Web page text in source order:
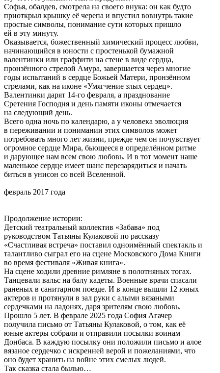
Софья, обалдев, смотрела на своего внука: он как будто
приоткрыл крышку её черепа и впустил вовнутрь такие
простые символы, понимание сути которых пришло
ей в эту минуту.
Оказывается, божественный химический процесс любви,
начинающийся в юности с простенькой бумажной
валентинки или граффити на стене в виде сердца,
пронзённого стрелой Амура, завершается через многие
годы испытаний в сердце Божьей Матери, пронзённом
стрелами, как на иконе «Умягчение злых сердец».
Валентинки дарят 14-го февраля, а празднование
Сретения Господня и день памяти иконы отмечается
на следующий день.
Всего одна ночь по календарю, а у человека эволюция
в переживании и понимании этих символов может
потребовать много лет жизни, прежде чем он почувствует
огромное сердце Мира, бьющееся в определённом ритме
и дарующее нам всем свою любовь. И в тот момент наше
маленькое сердце имеет шанс перезарядиться и начать
биться в унисон со всей Вселенной.
февраль 2017 года
Продолжение истории:
Детский театральный коллектив «Забава» под
руководством Татьяны Кулаковой по рассказу
«Счастливая встреча» поставил одноимённый спектакль и
талантливо сыграл его на сцене Московского Дома Книги
во время фестиваля «Живая книга».
На сцене ходили древние римляне в полотняных тогах.
Танцевали вальс на балу кадеты. Военные врачи спасали
раненых в санитарном поезде. И в конце вышли 12 юных
актеров и протянули в зал руки с алыми вязаными
сердечками на ладонях, даря зрителям свою любовь.
Прошло 5 лет. В феврале 2025 года София Агачер
получила письмо от Татьяны Кулаковой, о том, как её
юные актеры собрали и отправили посылки воинам
Донбаса. В каждую посылку они положили письмо и алое
вязаное сердечко с искренней верой и пожеланиями, что
оно будет хранить на войне этих смелых людей.
Так сказка стала былью…